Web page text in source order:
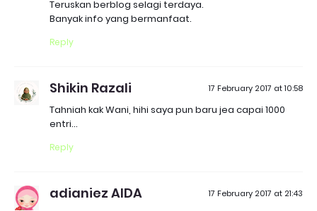
Teruskan berblog selagi terdaya.
Banyak info yang bermanfaat.
Reply
Shikin Razali 17 February 2017 at 10:58
Tahniah kak Wani, hihi saya pun baru jea capai 1000
entri...
Reply
adianiez AIDA 17 February 2017 at 21:43